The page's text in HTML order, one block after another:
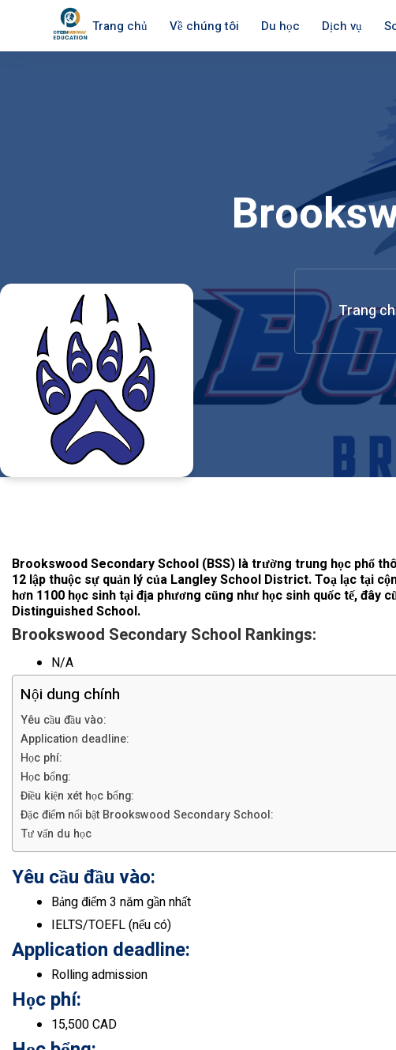
Trang chủ Về chúng tôi Du học Dịch vụ
Trang
Brookswood Secondary School (BSS) là trường trung học phổ
12 lập thuộc sự quản lý của Langley School District. Toạ lạc tại
hơn 1100 học sinh tại địa phương cũng như học sinh quốc tế, đây
Distinguished School.
Brookswood Secondary School Rankings:
N/A
Nội dung chính
Yêu cầu đầu vào:
Application deadline:
Học phí:
Học bổng:
Điều kiện xét học bổng:
Đặc điểm nổi bật Brookswood Secondary School:
Tư vấn du học
Yêu cầu đầu vào:
Bảng điểm 3 năm gần nhất
IELTS/TOEFL (nếu có)
Application deadline:
Rolling admission
Học phí:
15,500 CAD